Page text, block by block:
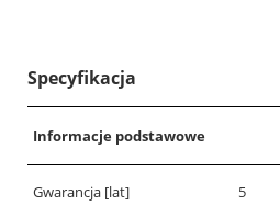
Specyfikacja
Informacje podstawowe
Gwarancja [lat] 5